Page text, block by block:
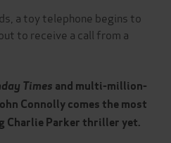
a toy telephone begins to
to receive a call from a
Times and multi-million-
Connolly comes the most
Charlie Parker thriller yet.